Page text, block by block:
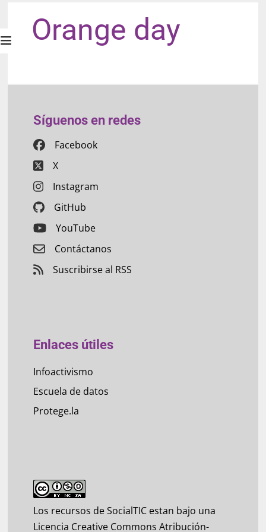
Orange day
Síguenos en redes
Facebook
X
Instagram
GitHub
YouTube
Contáctanos
Suscribirse al RSS
Enlaces útiles
Infoactivismo
Escuela de datos
Protege.la
Los recursos de SocialTIC estan bajo una
Licencia Creative Commons Atribución-